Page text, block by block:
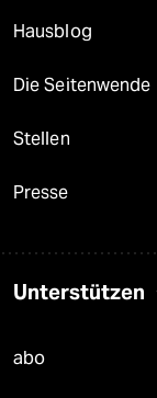
Hausblog
Die Seitenwende
Stellen
Presse
Unterstützen
abo